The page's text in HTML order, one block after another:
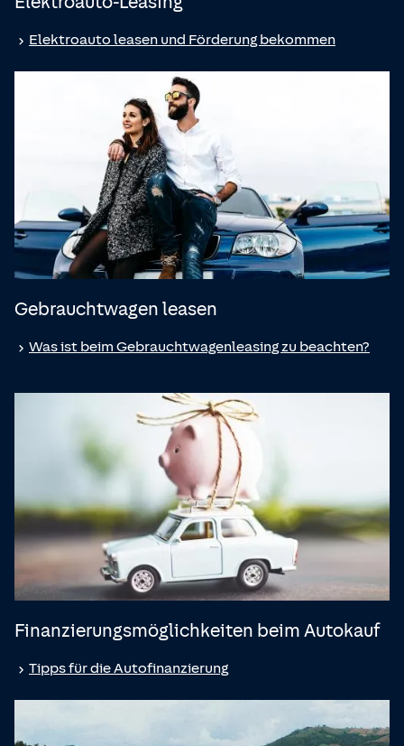
Elektroauto leasen und Förderung bekommen
Gebrauchtwagen leasen
Was ist beim Gebrauchtwagenleasing zu beachten?
Finanzierungsmöglichkeiten beim Autokauf
Tipps für die Autofinanzierung